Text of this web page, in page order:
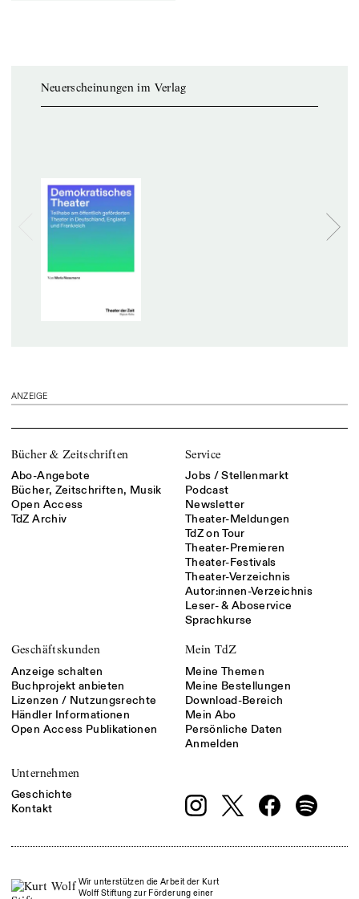
Neuerscheinungen im Verlag
ANZEIGE
Bücher & Zeitschriften
Abo-Angebote
Bücher, Zeitschriften, Musik
Open Access
TdZ Archiv
Service
Jobs / Stellenmarkt
Podcast
Newsletter
Theater-Meldungen
TdZ on Tour
Theater-Premieren
Theater-Festivals
Theater-Verzeichnis
Autor:innen-Verzeichnis
Leser- & Aboservice
Sprachkurse
Geschäftskunden
Anzeige schalten
Buchprojekt anbieten
Lizenzen / Nutzungsrechte
Händler Informationen
Open Access Publikationen
Mein TdZ
Meine Themen
Meine Bestellungen
Download-Bereich
Mein Abo
Persönliche Daten
Anmelden
Unternehmen
Geschichte
Kontakt
Wir unterstützen die Arbeit der Kurt
Wolff Stiftung zur Förderung einer